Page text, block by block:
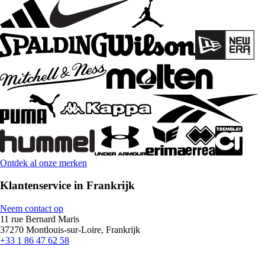
Ontdek al onze merken
Klantenservice in Frankrijk
Neem contact op
11 rue Bernard Maris
37270 Montlouis-sur-Loire, Frankrijk
+33 1 86 47 62 58